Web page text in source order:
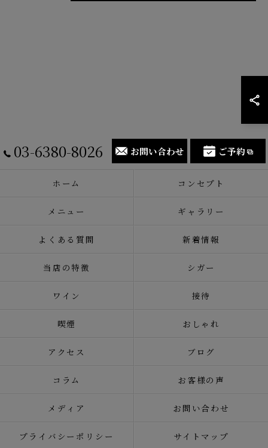
03-6380-8026 お問い合わせ ご予約
ホーム コンセプト
メニュー ギャラリー
よくある質問 新着情報
当店の特徴 シガー
ワイン 接待
喫煙 おしゃれ
アクセス ブログ
コラム お客様の声
メディア お問い合わせ
プライバシーポリシー サイトマップ